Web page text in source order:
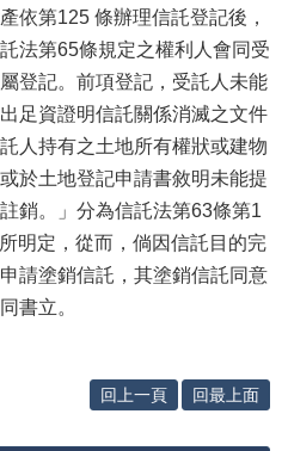
依第125 條辦理信託登記後，
法第65條規定之權利人會同受
登記。前項登記，受託人未能
足資證明信託關係消滅之文件
人持有之土地所有權狀或建物
於土地登記申請書敘明未能提
銷。」分為信託法第63條第1
明定，從而，倘因信託目的完
請塗銷信託，其塗銷信託同意
書立。
回上一頁 回最上面